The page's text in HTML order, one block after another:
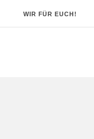
WIR FÜR EUCH!